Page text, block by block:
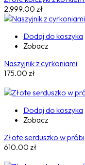
2,999.00 zł
Dodaj do koszyka
Zobacz
Naszyjnik z cyrkoniami
175.00 zł
Dodaj do koszyka
Zobacz
Złote serduszko w
610.00 zł